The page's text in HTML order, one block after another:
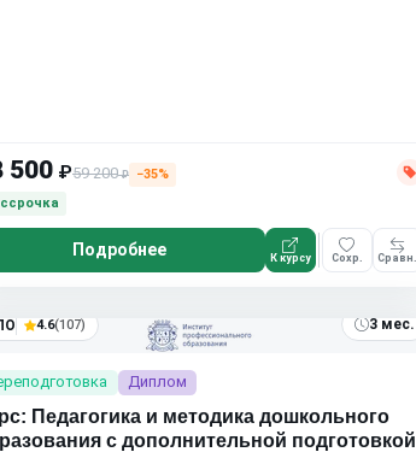
500 ₽59 200₽
−35%
Подробнее К курсу Сохр. Сравн.
4.6(107) 3 мес.
Диплом
Педагогика и методика дошкольного
с дополнительной подготовкой